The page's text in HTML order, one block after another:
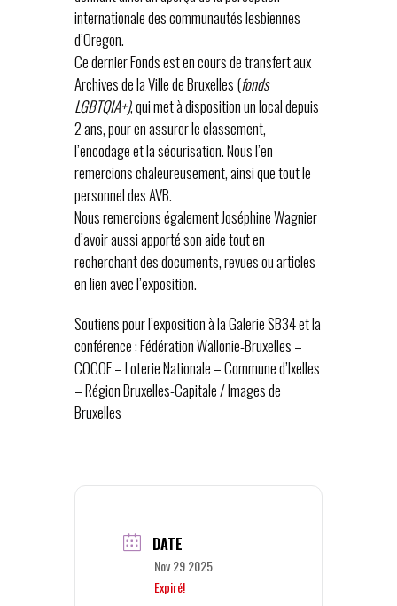
internationale des communautés lesbiennes
d’Oregon.
Ce dernier Fonds est en cours de transfert aux
Archives de la Ville de Bruxelles (fonds
LGBTQIA+), qui met à disposition un local depuis
2 ans, pour en assurer le classement,
l’encodage et la sécurisation. Nous l’en
remercions chaleureusement, ainsi que tout le
personnel des AVB.
Nous remercions également Joséphine Wagnier
d’avoir aussi apporté son aide tout en
recherchant des documents, revues ou articles
en lien avec l’exposition.
Soutiens pour l’exposition à la Galerie SB34 et la
conférence : Fédération Wallonie-Bruxelles –
COCOF – Loterie Nationale – Commune d’Ixelles
– Région Bruxelles-Capitale / Images de
Bruxelles
DATE
Nov 29 2025
Expiré!